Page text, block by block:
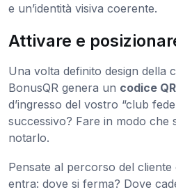
e un’identità visiva coerente.
Attivare e
Una volta definito design della
BonusQR genera un codice
d’ingresso del vostro “club
successivo? Fare in modo che
notarlo.
Pensate al percorso del
entra: dove si ferma? Dove